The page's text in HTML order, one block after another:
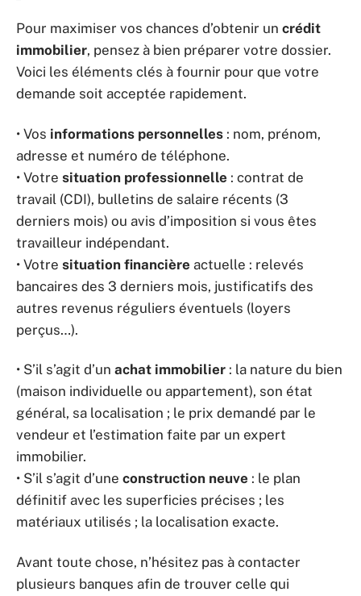
Pour maximiser vos chances d’obtenir un crédit
immobilier, pensez à bien préparer votre dossier.
Voici les éléments clés à fournir pour que votre
demande soit acceptée rapidement.
• Vos informations personnelles : nom, prénom,
adresse et numéro de téléphone.
• Votre situation professionnelle : contrat de
travail (CDI), bulletins de salaire récents (3
derniers mois) ou avis d’imposition si vous êtes
travailleur indépendant.
• Votre situation financière actuelle : relevés
bancaires des 3 derniers mois, justificatifs des
autres revenus réguliers éventuels (loyers
perçus…).
• S’il s’agit d’un achat immobilier : la nature du bien
(maison individuelle ou appartement), son état
général, sa localisation ; le prix demandé par le
vendeur et l’estimation faite par un expert
immobilier.
• S’il s’agit d’une construction neuve : le plan
définitif avec les superficies précises ; les
matériaux utilisés ; la localisation exacte.
Avant toute chose, n’hésitez pas à contacter
plusieurs banques afin de trouver celle qui